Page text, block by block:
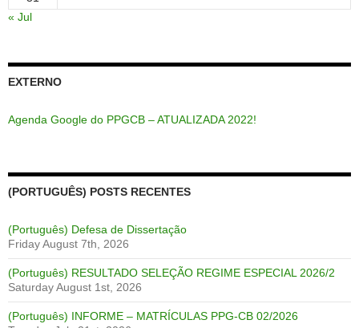
« Jul
EXTERNO
Agenda Google do PPGCB – ATUALIZADA 2022!
(PORTUGUÊS) POSTS RECENTES
(Português) Defesa de Dissertação
Friday August 7th, 2026
(Português) RESULTADO SELEÇÃO REGIME ESPECIAL 2026/2
Saturday August 1st, 2026
(Português) INFORME – MATRÍCULAS PPG-CB 02/2026